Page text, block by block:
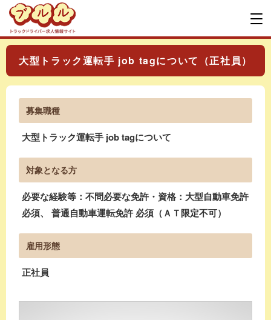
大型トラック運転手 job tagについて（正社員）
募集職種
大型トラック運転手 job tagについて
対象となる方
必要な経験等：不問必要な免許・資格：大型自動車免許
必須、 普通自動車運転免許 必須（ＡＴ限定不可）
雇用形態
正社員